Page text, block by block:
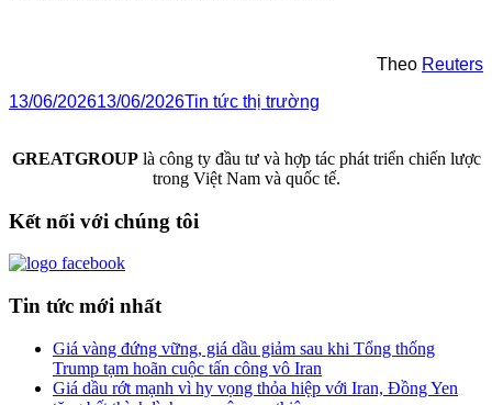
Theo Reuters
13/06/202613/06/2026Tin tức thị trường
GREATGROUPlà công ty đầu tư và hợp tác phát triển chiến lược
trong Việt Nam và quốc tế.
Kết nối với chúng tôi
Tin tức mới nhất
Giá vàng đứng vững, giá dầu giảm sau khi Tổng thống
Trump tạm hoãn cuộc tấn công vô Iran
Giá dầu rớt mạnh vì hy vọng thỏa hiệp với Iran, Đồng Yen